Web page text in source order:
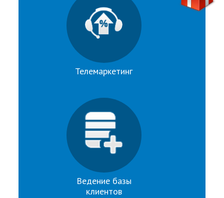
Телемаркетинг
Ведение базы
клиентов